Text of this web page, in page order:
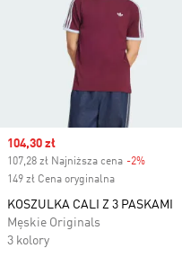
Sale price
104,30 zł
107,28 zł Najniższa cena -2%
149 zł Cena oryginalna
KOSZULKA CALI Z 3 PASKAMI
Męskie Originals
3 kolory